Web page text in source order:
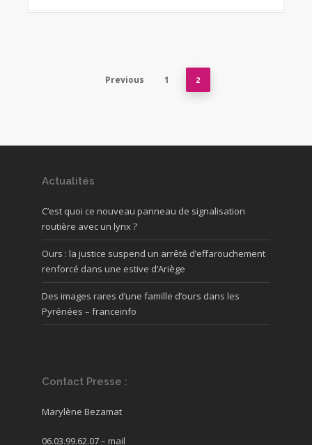
Previous 1 2
Actualités
C’est quoi ce nouveau panneau de signalisation
routière avec un lynx ?
Ours : la justice suspend un arrêté d’effarouchement
renforcé dans une estive d’Ariège
Des images rares d’une famille d’ours dans les
Pyrénées – franceinfo
Contact Presse :
Marylène Bezamat
06.03.99.62.07 – mail